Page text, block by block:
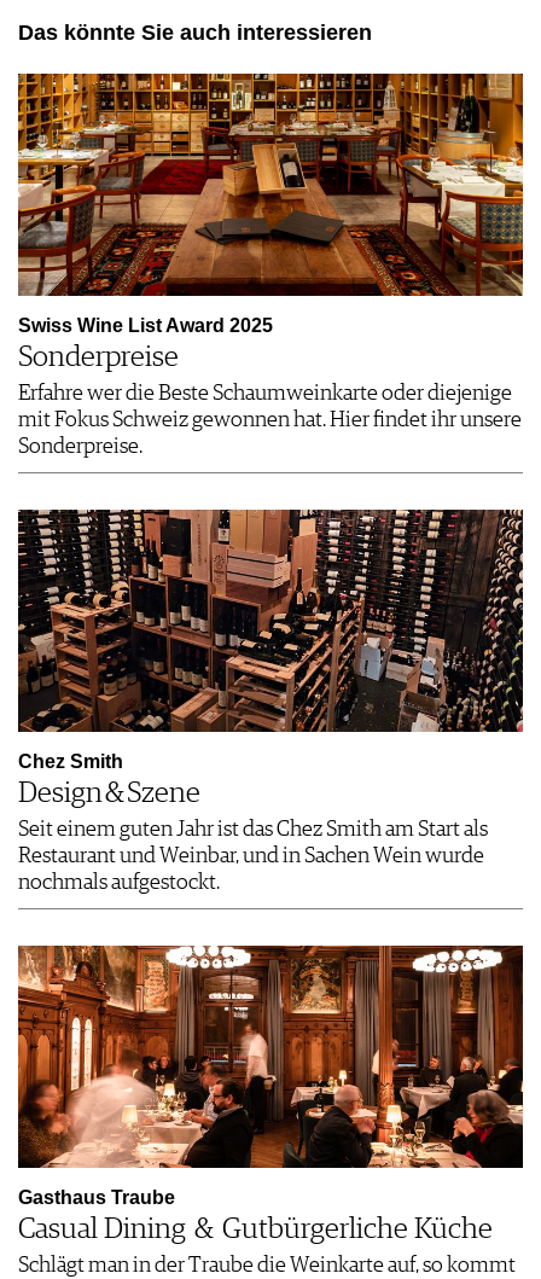
Das könnte Sie auch interessieren
Swiss Wine List Award 2025
Sonderpreise
Erfahre wer die Beste Schaumweinkarte oder diejenige
mit Fokus Schweiz gewonnen hat. Hier findet ihr unsere
Sonderpreise.
Chez Smith
Design & Szene
Seit einem guten Jahr ist das Chez Smith am Start als
Restaurant und Weinbar, und in Sachen Wein wurde
nochmals aufgestockt.
Gasthaus Traube
Casual Dining & Gutbürgerliche Küche
Schlägt man in der Traube die Weinkarte auf, so kommt